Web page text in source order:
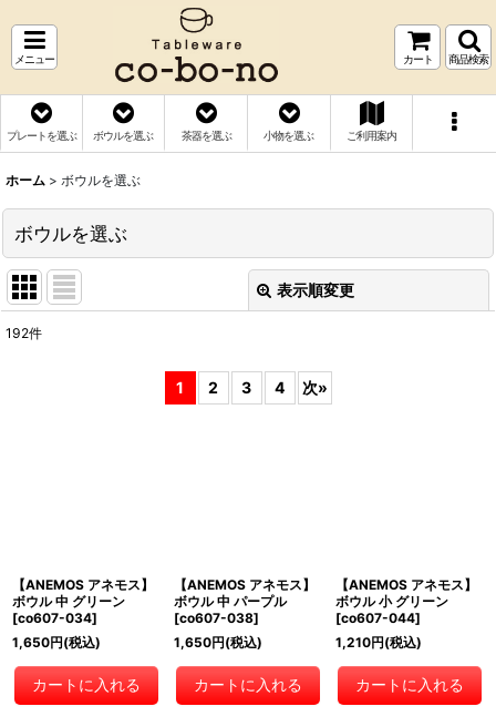
メニュー カート 商品検索
プレートを選ぶ ボウルを選ぶ 茶器を選ぶ 小物を選ぶ ご利用案内
ホーム > ボウルを選ぶ
ボウルを選ぶ
表示順変更
192件
1 2 3 4 次»
【ANEMOS アネモス】
ボウル 中 グリーン
[co607-034]
1,650円(税込)
カートに入れる
【ANEMOS アネモス】
ボウル 中 パープル
[co607-038]
1,650円(税込)
カートに入れる
【ANEMOS アネモス】
ボウル 小 グリーン
[co607-044]
1,210円(税込)
カートに入れる